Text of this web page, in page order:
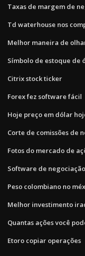
Taxas de margem de
Td waterhouse nos
Melhor maneira de
Símbolo de estoque de
Citrix stock ticker
Forex fez software fácil
Hoje preço em dólar
Corte de comissões de
Fotos do mercado de
Software de
Peso colombiano no
Melhor investimento
Quantas ações você
Etoro copiar operações